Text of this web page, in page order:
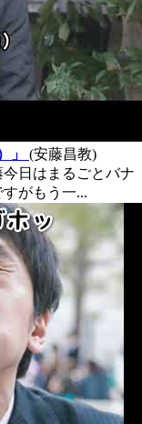
」 (安藤昌教)
日はまるごとバナ
がもう一...